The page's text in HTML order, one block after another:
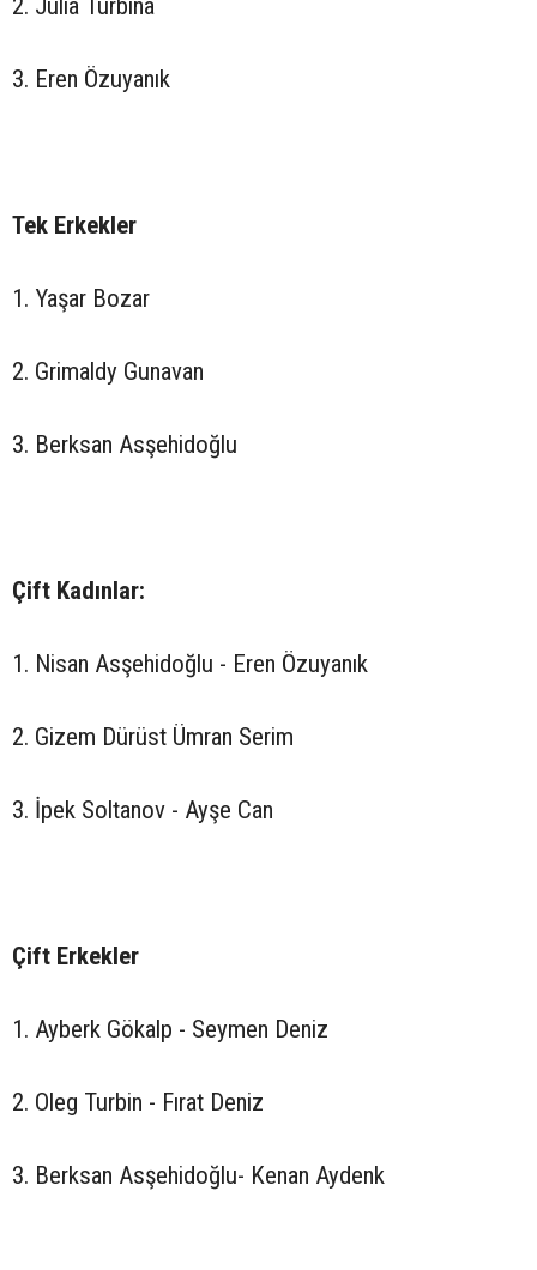
3. Eren Özuyanık
Tek Erkekler
1. Yaşar Bozar
2. Grimaldy Gunavan
3. Berksan Asşehidoğlu
Çift Kadınlar:
1. Nisan Asşehidoğlu - Eren Özuyanık
2. Gizem Dürüst Ümran Serim
3. İpek Soltanov - Ayşe Can
Çift Erkekler
1. Ayberk Gökalp - Seymen Deniz
2. Oleg Turbin - Fırat Deniz
3. Berksan Asşehidoğlu- Kenan Aydenk